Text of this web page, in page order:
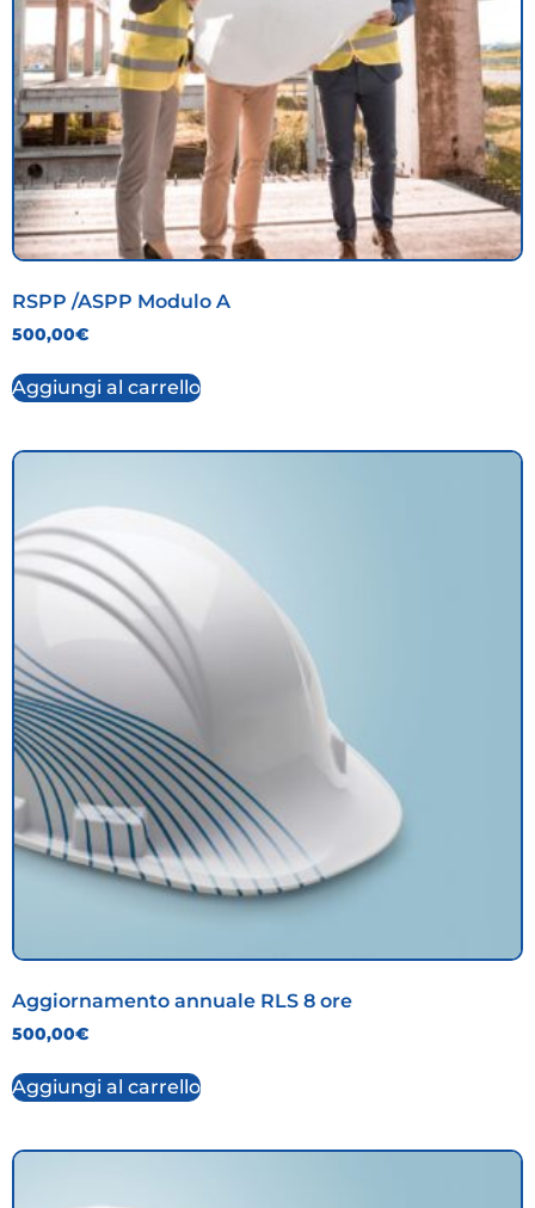
RSPP /ASPP Modulo A
500,00€
Aggiungi al carrello
Aggiornamento annuale RLS 8 ore
500,00€
Aggiungi al carrello